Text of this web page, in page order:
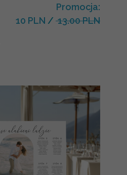
Promocja:
10 PLN / 13.00 PLN